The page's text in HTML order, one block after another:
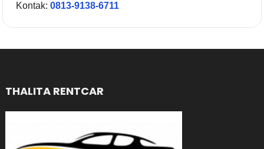
Kontak:0813-9138-6711
THALITA RENTCAR